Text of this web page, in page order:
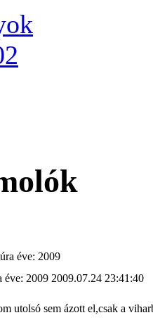
éve: 2009
éve: 2009 2009.07.24 23:41:40
utolsó sem ázott el,csak a